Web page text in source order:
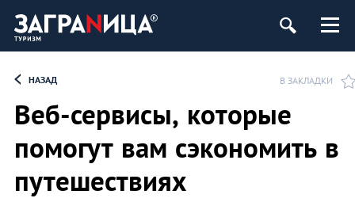
НАЗАД В ЗАКЛАДКИ
Веб-сервисы, которые
помогут вам сэкономить в
путешествиях